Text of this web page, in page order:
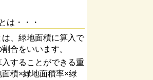
は・・・
、緑地面積に算入で
合をいいます。
することができる重
積×緑地面積率×緑